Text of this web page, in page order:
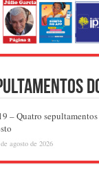
– Quatro
agosto de 2026